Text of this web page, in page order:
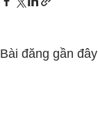
Bài đăng gần đây